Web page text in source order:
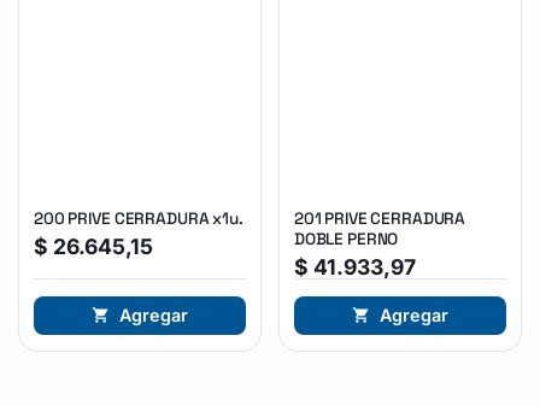
200 PRIVE CERRADURA x1u.
$ 26.645,15
Agregar
201 PRIVE CERRADURA
DOBLE PERNO
$ 41.933,97
Agregar